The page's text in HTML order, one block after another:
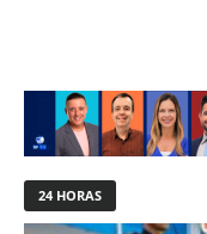
24 HORAS